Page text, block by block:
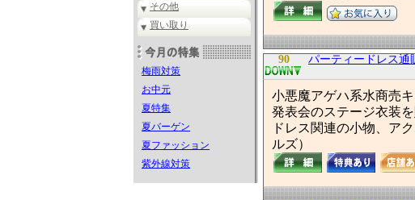
その他
買い取り
梅雨対策
お中元
夏特集
夏バーゲン
夏ファッション
紫外線対策
90 パーティードレス通
小悪魔アゲハ系水商売
発表会のステージ衣装
ドレス関連の小物、ア
ルズ）